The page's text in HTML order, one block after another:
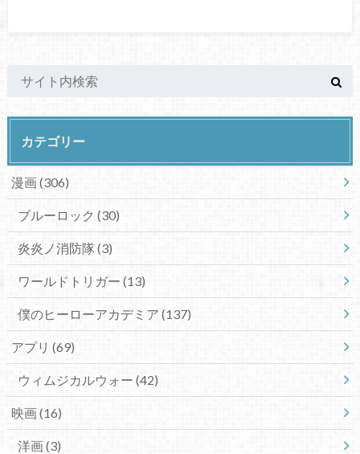
カテゴリー
漫画(306)
ブルーロック (30)
炎炎ノ消防隊(3)
ワールドトリガー (13)
僕のヒーローアカデミア (137)
アプリ (69)
ウィムジカルウォー (42)
映画(16)
洋画(3)